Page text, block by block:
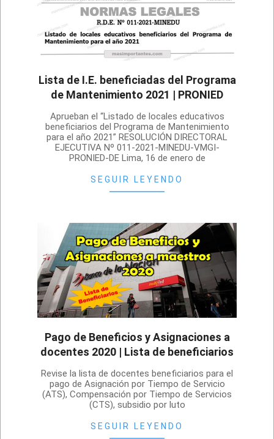
Lista de I.E. beneficiadas del Programa
de Mantenimiento 2021 | PRONIED
01-
Aprueban el “Listado de locales educativos
beneficiarios del Programa de Mantenimiento
para el año 2021” RESOLUCIÓN DIRECTORAL
EJECUTIVA Nº 011-2021-MINEDU-VMGI-
PRONIED-DE Lima, 16 de enero de
SEGUIR LEYENDO
Pago de Beneficios y Asignaciones a
docentes 2020 | Lista de beneficiarios
12-
01
Revise la lista de docentes beneficiarios para el
pago de Asignación por Tiempo de Servicio
(ATS), Compensación por Tiempo de Servicios
(CTS), subsidio por luto
SEGUIR LEYENDO